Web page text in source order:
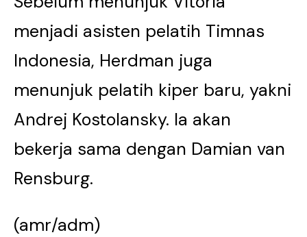
menjadi asisten pelatih Timnas
Indonesia, Herdman juga
menunjuk pelatih kiper baru, yakni
Andrej Kostolansky. Ia akan
bekerja sama dengan Damian van
Rensburg.
(amr/adm)